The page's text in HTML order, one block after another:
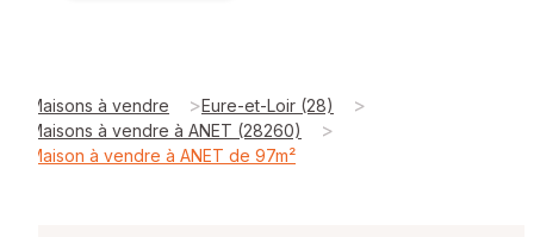
Maisons à vendre >Eure-et-Loir (28) >
Maisons à vendre à ANET (28260) >
Maison à vendre à ANET de 97m²